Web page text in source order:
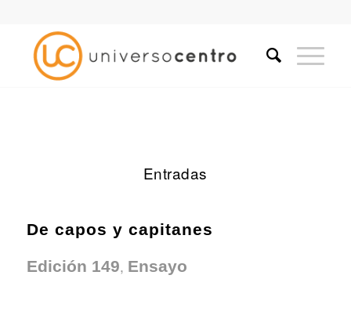
Entradas
De capos y capitanes
Edición 149, Ensayo